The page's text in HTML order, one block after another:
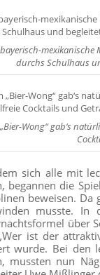
durchs Schulhaus
Wong“ gab‘s
sich alle mit
begannen die
beweisen. Da
musste. In
über
ist der
wurde. Bei den
mussten nun